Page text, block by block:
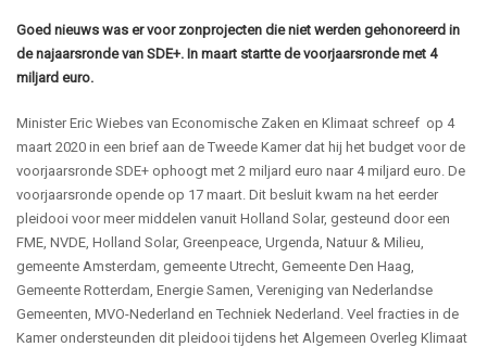
Goed nieuws was er voor zonprojecten die niet werden gehonoreerd in
denajaarsrondevan SDE+. In maart startte de voorjaarsronde met 4
miljard euro.
Minister Eric Wiebes van Economische Zaken en Klimaat schreef op 4
maart 2020 in een brief aan de Tweede Kamer dat hij het budget voor de
voorjaarsronde SDE+ ophoogt met 2 miljard euro naar 4 miljard euro. De
voorjaarsronde opende op 17 maart. Dit besluit kwam na het eerder
pleidooi voor meer middelen vanuit Holland Solar, gesteund door een
FME, NVDE, Holland Solar, Greenpeace, Urgenda, Natuur & Milieu,
gemeente Amsterdam, gemeente Utrecht, Gemeente Den Haag,
Gemeente Rotterdam, Energie Samen, Vereniging van Nederlandse
Gemeenten, MVO-Nederland en Techniek Nederland. Veel fracties in de
Kamer ondersteunden dit pleidooitijdens het Algemeen Overleg Klimaat